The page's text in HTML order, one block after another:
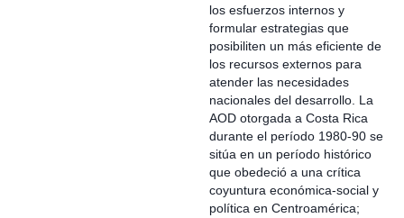
los esfuerzos internos y
formular estrategias que
posibiliten un más eficiente de
los recursos externos para
atender las necesidades
nacionales del desarrollo. La
AOD otorgada a Costa Rica
durante el período 1980-90 se
sitúa en un período histórico
que obedeció a una crítica
coyuntura económica-social y
política en Centroamérica;